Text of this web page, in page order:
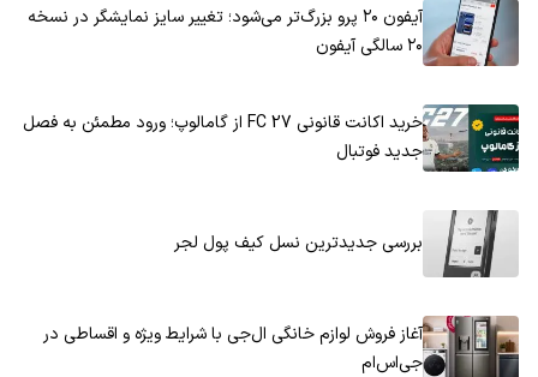
آیفون ۲۰ پرو بزرگ‌تر می‌شود؛ تغییر سایز نمایشگر در نسخه
۲۰ سالگی آیفون
خرید اکانت قانونی FC 27 از گامالوپ؛ ورود مطمئن به فصل
جدید فوتبال
بررسی جدیدترین نسل کیف پول لجر
آغاز فروش لوازم خانگی ال‌جی با شرایط ویژه و اقساطی در
جی‌اس‌ام